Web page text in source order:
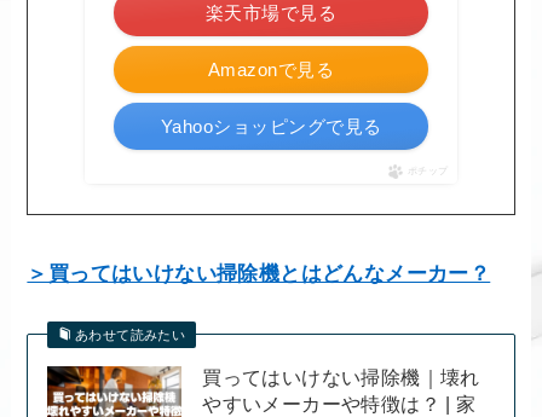
Amazonで見る
楽天市場で見る
Yahooショッピングで見る
ポチップ
＞買ってはいけない掃除機とはどんなメーカー？
あわせて読みたい
買ってはいけない掃除機｜壊れ
やすいメーカーや特徴は？ | 家